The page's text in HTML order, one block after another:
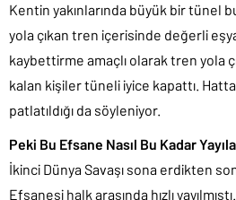
Kentin yakınlarında büyük bir tünel
yola çıkan tren içerisinde değerli
kaybettirme amaçlı olarak tren yola
kalan kişiler tüneli iyice kapattı. Hatta
patlatıldığı da söyleniyor.
Peki Bu Efsane Nasıl Bu Kadar
İkinci Dünya Savaşı sona erdikten
Efsanesi halk arasında hızlı